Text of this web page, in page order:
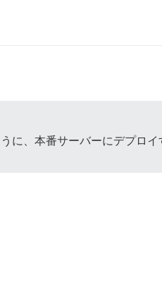
に、本番サーバーにデプロイ